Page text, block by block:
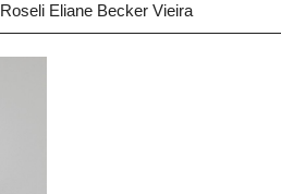
Roseli Eliane Becker Vieira